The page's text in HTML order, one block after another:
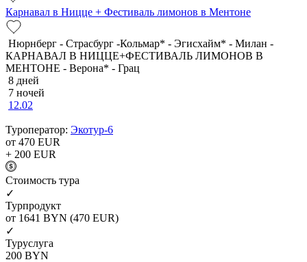
Карнавал в Ницце + Фестиваль лимонов в Ментоне
Нюрнберг - Страсбург -Кольмар* - Эгисхайм* - Милан -
КАРНАВАЛ В НИЦЦЕ+ФЕСТИВАЛЬ ЛИМОНОВ В
МЕНТОНЕ - Верона* - Грац
8 дней
7 ночей
12.02
Туроператор: Экотур-6
от 470 EUR
+ 200 EUR
Cтоимость тура
✓
Турпродукт
от 1641 BYN (470 EUR)
✓
Туруслуга
200 BYN